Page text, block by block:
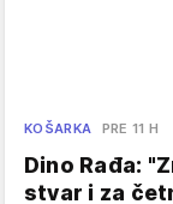
KOŠARKA PRE 11 H
Dino Rađa:
stvar i za